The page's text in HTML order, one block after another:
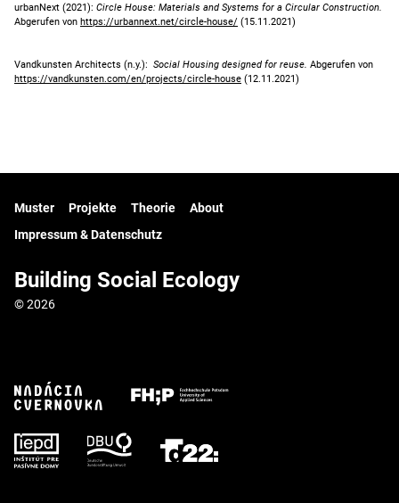
urbanNext (2021): Circle House: Materials and Systems for a Circular Construction.
Abgerufen von https://urbannext.net/circle-house/ (15.11.2021)
Vandkunsten Architects (n.y.): Social Housing designed for reuse. Abgerufen von
https://vandkunsten.com/en/projects/circle-house (12.11.2021)
Muster Projekte Theorie
About
Impressum & Datenschutz
Building Social Ecology
© 2026